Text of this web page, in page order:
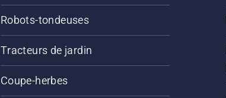
Robots-tondeuses
Tracteurs de jardin
Coupe-herbes